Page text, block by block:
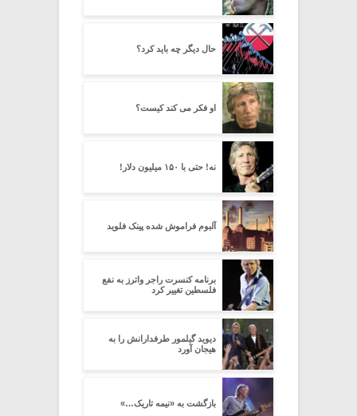
حال دیگر چه باید کرد؟
او فکر می کند کیست؟
نه! حتی با ۱۵۰ میلیون دلار!
آلبوم فراموش شده پینک فلوید
برنامه کنسرت راجر واترز به نفع
فلسطین تغییر کرد
دیوید گیلمور طرفدارانش را به
هیجان آورد
بازگشت به «نیمه تاریک…»